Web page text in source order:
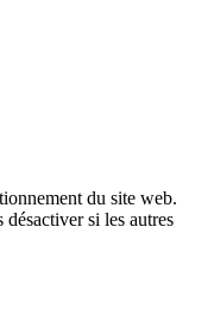
du site web.
si les autres